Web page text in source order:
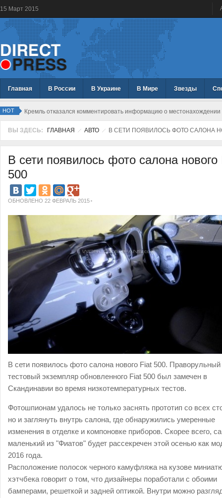
15 Март 2015
Главная В России В Украине В Мире Звезды
HOT Кремль отказался комментировать информацию о
ВЫ ЗДЕСЬ: ГЛАВНАЯ АВТО В СЕТИ ПОЯВИЛОСЬ ФОТО САЛОНА
В сети появилось фото салона нового
500
ОБНОВЛЕНО 22 ФЕВРАЛЬ 2015
В сети появилось фото салона нового Fiat 500. Праворульный
тестовый экземпляр обновленного Fiat 500 был замечен в
Скандинавии во время низкотемпературных тестов.
Фотошпионам удалось не только заснять прототип со всех
но и заглянуть внутрь салона, где обнаружились умеренные
изменения в отделке и компоновке приборов. Скорее всего,
маленький из "Фиатов" будет рассекречен этой осенью как
2016 года.
Расположение полосок черного камуфляжа на кузове
хэтчбека говорит о том, что дизайнеры поработали с обоими
бамперами, решеткой и задней оптикой. Внутри можно